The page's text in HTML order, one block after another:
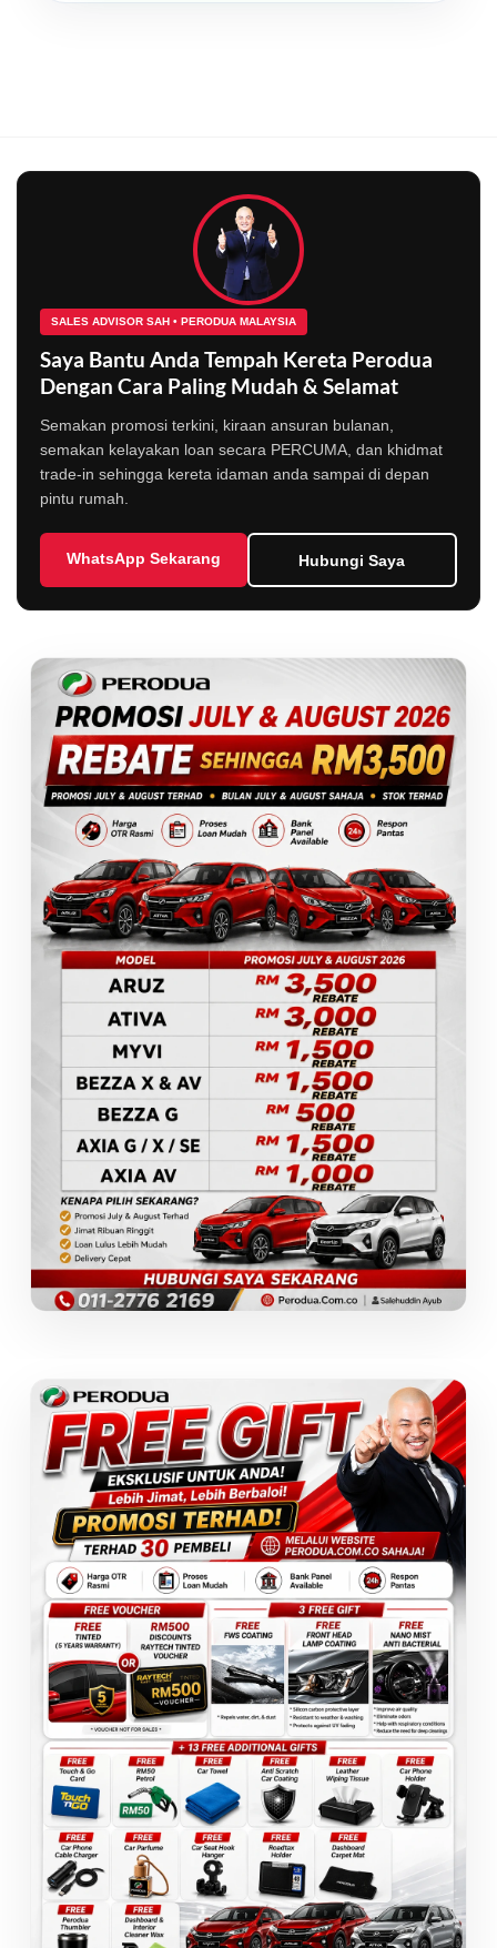
SALES ADVISOR SAH • PERODUA MALAYSIA
Saya Bantu Anda Tempah Kereta Perodua
Dengan Cara Paling Mudah & Selamat
Semakan promosi terkini, kiraan ansuran bulanan,
semakan kelayakan loan secara PERCUMA, dan khidmat
trade-in sehingga kereta idaman anda sampai di depan
pintu rumah.
WhatsApp Sekarang Hubungi Saya